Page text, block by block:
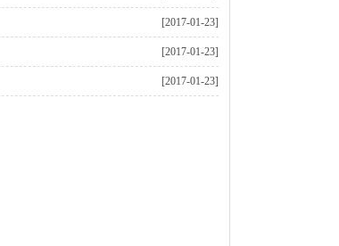
[2017-01-23]
[2017-01-23]
[2017-01-23]